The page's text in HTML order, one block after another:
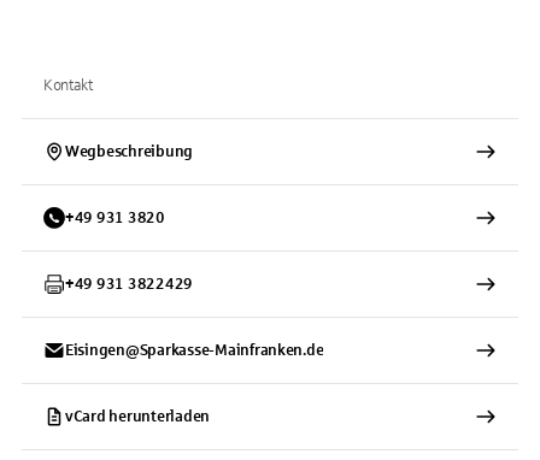
Kontakt
Wegbeschreibung
+49 931 3820
+49 931 3822429
Eisingen@Sparkasse-Mainfranken.de
vCard herunterladen